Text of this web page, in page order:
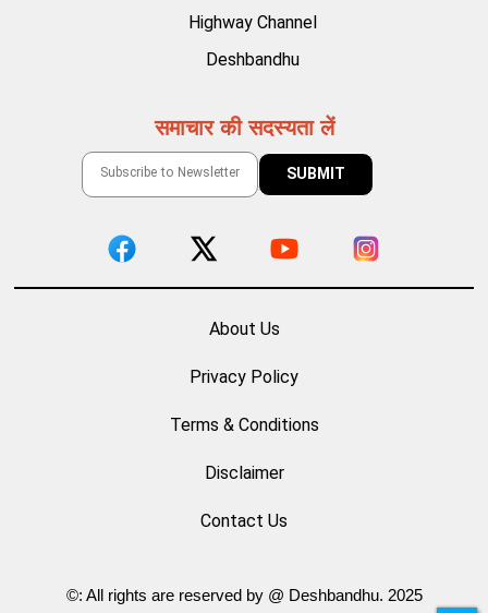
Highway Channel
Deshbandhu
समाचार की सदस्यता लें
About Us
Privacy Policy
Terms & Conditions
Disclaimer
Contact Us
©: All rights are reserved by @ Deshbandhu. 2025